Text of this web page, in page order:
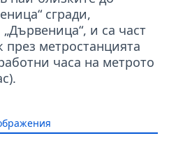
сгради,
и са част
през метростанцията
часа на метрото